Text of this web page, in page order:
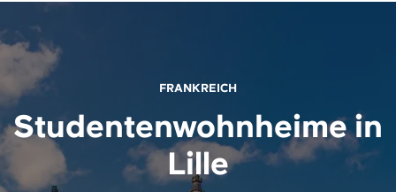
Über uns
Standorte
Català Deutsch
FRANKREICH
Studentenwohnheime in
Lille